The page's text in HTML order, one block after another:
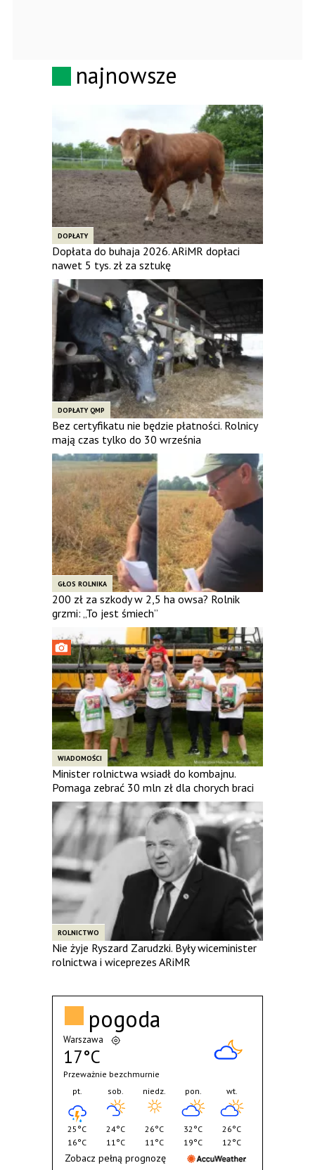
najnowsze
DOPŁATY
Dopłata do buhaja 2026. ARiMR dopłaci
nawet 5 tys. zł za sztukę
DOPŁATY QMP
Bez certyfikatu nie będzie płatności. Rolnicy
mają czas tylko do 30 września
GŁOS ROLNIKA
200 zł za szkody w 2,5 ha owsa? Rolnik
grzmi: „To jest śmiech”
WIADOMOŚCI
Minister rolnictwa wsiadł do kombajnu.
Pomaga zebrać 30 mln zł dla chorych braci
ROLNICTWO
Nie żyje Ryszard Zarudzki. Były wiceminister
rolnictwa i wiceprezes ARiMR
pogoda
Warszawa
17°C
Przeważnie bezchmurnie
pt.
25°C
16°C
sob.
24°C
11°C
niedz.
26°C
11°C
pon.
32°C
19°C
wt.
26°C
12°C
Zobacz pełną prognozę